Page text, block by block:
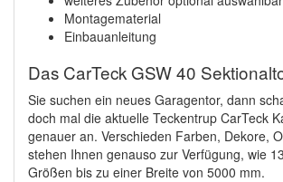
Montagematerial
Einbauanleitung
Das CarTeck GSW 40
Sie suchen ein neues Garagentor, dann
doch mal die aktuelle Teckentrup CarTeck
genauer an. Verschieden Farben, Dekore,
stehen Ihnen genauso zur Verfügung, wie
Größen bis zu einer Breite von 5000 mm.